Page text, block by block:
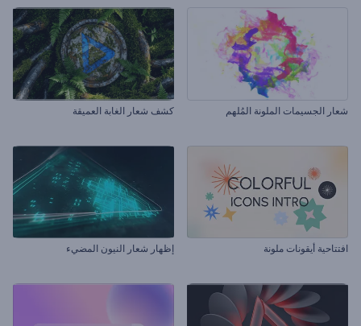
شعار الجسيمات الملونة المُلهم كشف شعار الغابة العميقة
افتتاحية أيقونات ملونة إظهار شعار النيون المضيء